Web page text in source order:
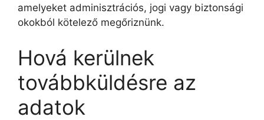
amelyeket adminisztrációs, jogi vagy biztonsági
okokból kötelező megőriznünk.
Hová kerülnek
továbbküldésre az
adatok